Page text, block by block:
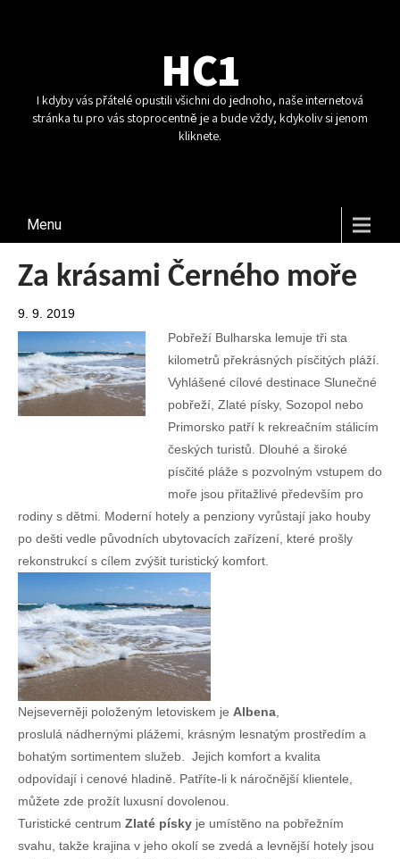
HC1
I kdyby vás přátelé opustili všichni do jednoho, naše internetová
stránka tu pro vás stoprocentně je a bude vždy, kdykoliv si jenom
kliknete.
Menu
Za krásami Černého moře
9. 9. 2019
Pobřeží Bulharska lemuje tři sta
kilometrů překrásných písčitých pláží.
Vyhlášené cílové destinace Slunečné
pobřeží, Zlaté písky, Sozopol nebo
Primorsko patří k rekreačním stálicím
českých turistů. Dlouhé a široké
písčité pláže s pozvolným vstupem do
moře jsou přitažlivé především pro
rodiny s dětmi. Moderní hotely a penziony vyrůstají jako houby
po dešti vedle původních ubytovacích zařízení, které prošly
rekonstrukcí s cílem zvýšit turistický komfort.
Nejseverněji položeným letoviskem je Albena
proslulá nádhernými plážemi, krásným lesnatým prostředím a
bohatým sortimentem služeb. Jejich komfort a kvalita
odpovídají i cenové hladině. Patříte-li k náročnější klientele,
můžete zde prožít luxusní dovolenou.
Turistické centrum Zlaté písky je umístěno na pobřežním
svahu, takže krajina v jeho okolí se zvedá a levnější hotely jsou